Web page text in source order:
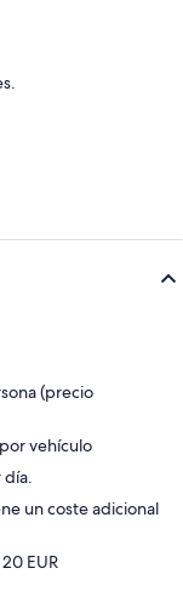
(precio
vehículo
día.
un coste adicional
EUR